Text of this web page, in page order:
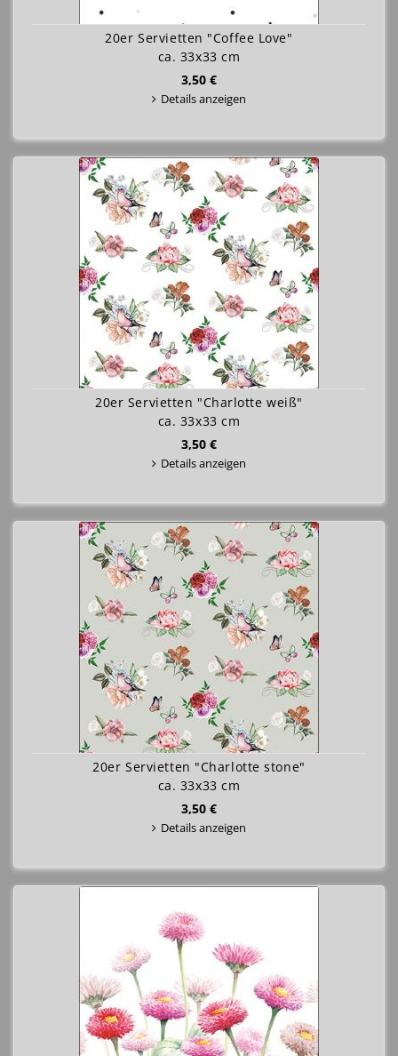
20er Servietten "Coffee Love"
ca. 33x33 cm
3,50 €
Details anzeigen
20er Servietten "Charlotte weiß"
ca. 33x33 cm
3,50 €
Details anzeigen
20er Servietten "Charlotte stone"
ca. 33x33 cm
3,50 €
Details anzeigen